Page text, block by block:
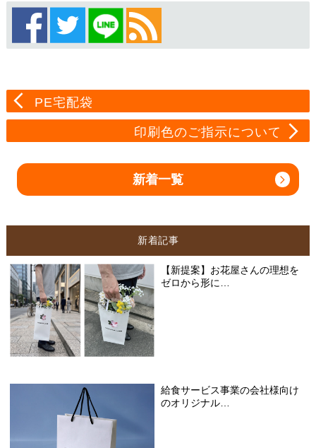
PE宅配袋
印刷色のご指示について
新着一覧
新着記事
【新提案】お花屋さんの理想を
ゼロから形に…
給食サービス事業の会社様向け
のオリジナル…